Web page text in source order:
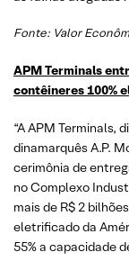
Fonte: Valor
APM Terminals
contêineres 100%
“A APM Terminals,
dinamarquês A.P.
cerimônia de
no Complexo
mais de R$ 2
eletrificado da
55% a capacidade